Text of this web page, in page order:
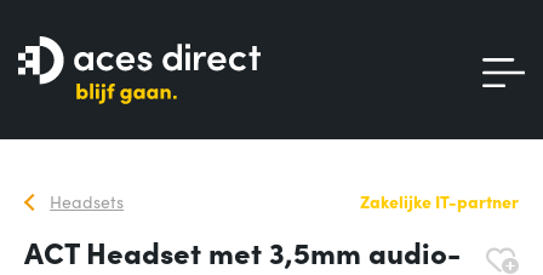
Headsets Zakelijke IT-partner
ACT Headset met 3,5mm audio-